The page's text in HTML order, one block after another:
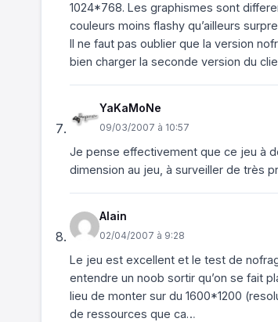
1024*768. Les graphismes sont
couleurs moins flashy qu’ailleurs
Il ne faut pas oublier que la version
bien charger la seconde version du
YaKaMoNe
09/03/2007 à 10:57
Je pense effectivement que ce jeu à
dimension au jeu, à surveiller de très
Alain
02/04/2007 à 9:28
Le jeu est excellent et le test de
entendre un noob sortir qu’on se fait
lieu de monter sur du 1600*1200
de ressources que ca…